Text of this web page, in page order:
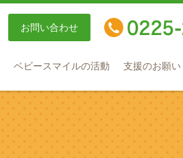
お問い合わせ
ベビースマイルの活動 支援のお願い